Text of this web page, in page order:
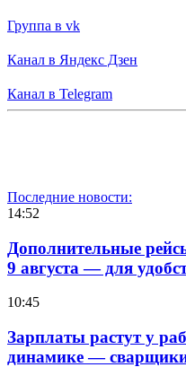
Группа в vk
Канал в Яндекс Дзен
Канал в Telegram
Последние новости:
14:52
Дополнительные
9 августа — для
10:45
Зарплаты растут у
динамике —